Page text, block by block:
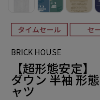
BRICK HOUSE
【超形態安定
ダウン 半袖 形
ャツ